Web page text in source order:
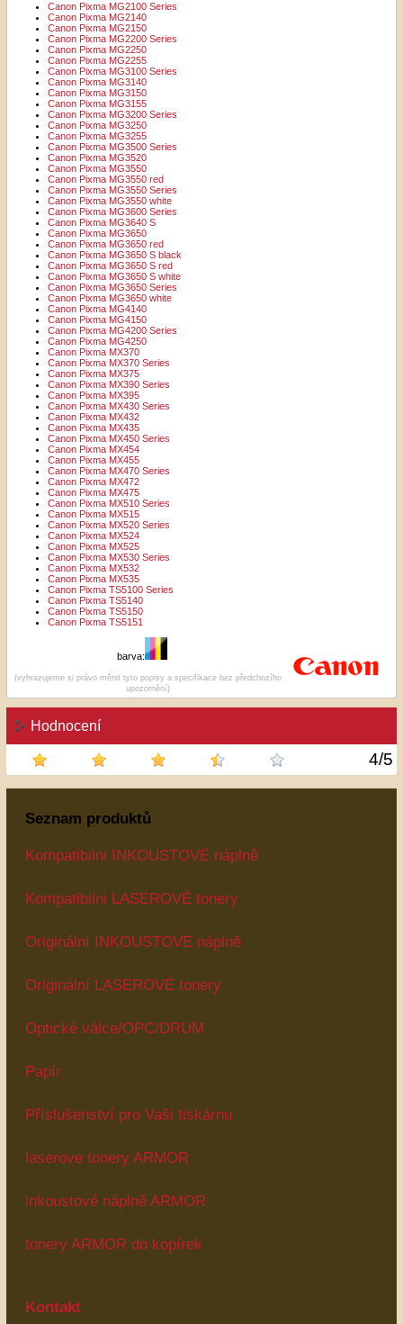
Hodnocení
4/5
Canon Pixma MG2100 Series
Canon Pixma MG2140
Canon Pixma MG2150
Canon Pixma MG2200 Series
Canon Pixma MG2250
Canon Pixma MG2255
Canon Pixma MG3100 Series
Canon Pixma MG3140
Canon Pixma MG3150
Canon Pixma MG3155
Canon Pixma MG3200 Series
Canon Pixma MG3250
Canon Pixma MG3255
Canon Pixma MG3500 Series
Canon Pixma MG3520
Canon Pixma MG3550
Canon Pixma MG3550 red
Canon Pixma MG3550 Series
Canon Pixma MG3550 white
Canon Pixma MG3600 Series
Canon Pixma MG3640 S
Canon Pixma MG3650
Canon Pixma MG3650 red
Canon Pixma MG3650 S black
Canon Pixma MG3650 S red
Canon Pixma MG3650 S white
Canon Pixma MG3650 Series
Canon Pixma MG3650 white
Canon Pixma MG4140
Canon Pixma MG4150
Canon Pixma MG4200 Series
Canon Pixma MG4250
Canon Pixma MX370
Canon Pixma MX370 Series
Canon Pixma MX375
Canon Pixma MX390 Series
Canon Pixma MX395
Canon Pixma MX430 Series
Canon Pixma MX432
Canon Pixma MX435
Canon Pixma MX450 Series
Canon Pixma MX454
Canon Pixma MX455
Canon Pixma MX470 Series
Canon Pixma MX472
Canon Pixma MX475
Canon Pixma MX510 Series
Canon Pixma MX515
Canon Pixma MX520 Series
Canon Pixma MX524
Canon Pixma MX525
Canon Pixma MX530 Series
Canon Pixma MX532
Canon Pixma MX535
Canon Pixma TS5100 Series
Canon Pixma TS5140
Canon Pixma TS5150
Canon Pixma TS5151
barva:
(vyhrazujeme si právo měnit tyto popisy a specifikace bez předchozího
upozornění)
Seznam produktů
Kompatibilni INKOUSTOVÉ náplně
Kompatibilni LASEROVÉ tonery
Originální INKOUSTOVÉ náplně
Originální LASEROVÉ tonery
Optické válce/OPC/DRUM
Papír
Příslušenství pro Vaši tiskárnu
laserove tonery ARMOR
inkoustové náplně ARMOR
tonery ARMOR do kopírek
Kontakt